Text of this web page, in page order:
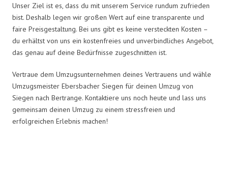
Unser Ziel ist es, dass du mit unserem Service rundum zufrieden
bist. Deshalb legen wir großen Wert auf eine transparente und
faire Preisgestaltung. Bei uns gibt es keine versteckten Kosten –
du erhältst von uns ein kostenfreies und unverbindliches Angebot,
das genau auf deine Bedürfnisse zugeschnitten ist.
Vertraue dem Umzugsunternehmen deines Vertrauens und wähle
Umzugsmeister Ebersbacher Siegen für deinen Umzug von
Siegen nach Bertrange. Kontaktiere uns noch heute und lass uns
gemeinsam deinen Umzug zu einem stressfreien und
erfolgreichen Erlebnis machen!